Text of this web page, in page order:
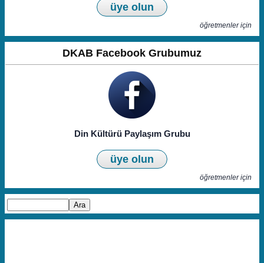
üye olun
öğretmenler için
DKAB Facebook Grubumuz
Din Kültürü Paylaşım Grubu
üye olun
öğretmenler için